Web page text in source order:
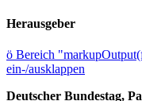
Herausgeber
ö Bereich
ein-/ausklappen
Deutscher Bundestag,